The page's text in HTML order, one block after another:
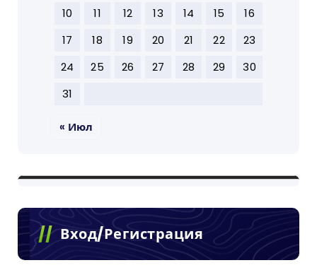
10
11 12 13 14 15
16
17
18 19 20 21 22
23
24
25 26 27 28 29
30
31
« Июл
Вход/Регистрация